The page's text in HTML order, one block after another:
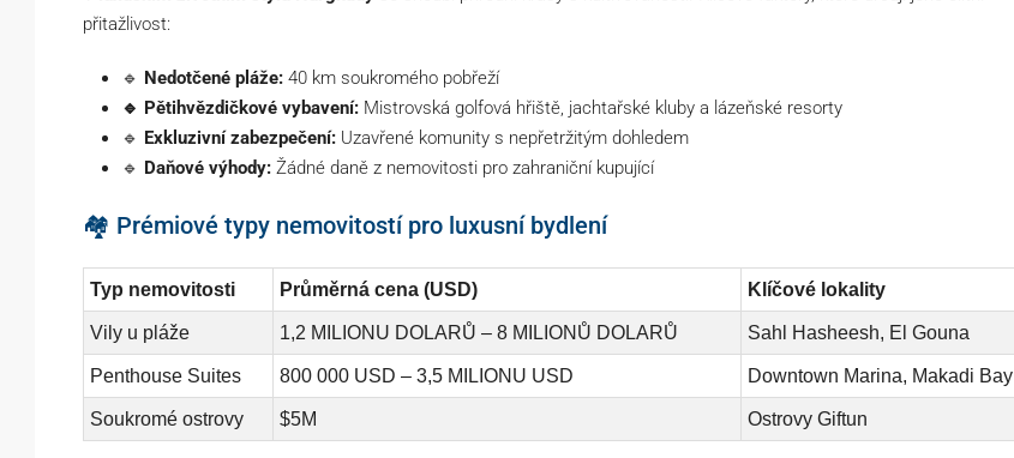
přitažlivost:
🔹 Nedotčené pláže: 40 km soukromého pobřeží
🔹 Pětihvězdičkové vybavení: Mistrovská golfová hřiště, jachtařské kluby a lázeňské resorty
🔹 Exkluzivní zabezpečení: Uzavřené komunity s nepřetržitým dohledem
🔹 Daňové výhody: Žádné daně z nemovitosti pro zahraniční kupující
🏘️ Prémiové typy nemovitostí pro luxusní bydlení
Typ nemovitosti Průměrná cena (USD) Klíčové lokality
Vily u pláže 1,2 MILIONU DOLARŮ – 8 MILIONŮ DOLARŮ Sahl Hasheesh, El Gouna
Penthouse Suites 800 000 USD – 3,5 MILIONU USD Downtown Marina, Makadi Bay
Soukromé ostrovy $5M Ostrovy Giftun